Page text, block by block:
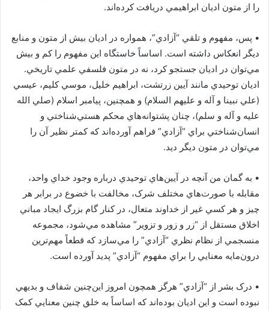
را از متون اديان ابراهيمي دريافت کرده‌اند.
•‏ پس، مفهوم و تلقي “آزادي”، همواره در اديان بيش از متون و منابع
ديگر انعکاس داشته است. اساساً خاستگاه اين مفهوم را کم و بيش
مي‌توان در اديان جستجو کرد، نه در متون فلسفي علمي تاريخي.
اديان توحيدي مانند آيين زرتشت، ابراهيم خليل، موسي کليم، عيسي
(علي نبينا و آله و عليهم السلام) و همچنين، پيامبر اسلام (صلي الله
عليه و آله و سلم)، چنان پشتوانه‌هاي محکم هستي‌شناختي و
انسان‌شناختي براي “آزادي” فراهم آورده‌اند که کمتر نظير آن را
مي‌توان در متون ديگر ديد.
•‏ به گمان من آنچه در آيين‌هاي توحيدي درباره‌ وجود خداي واحد،
مقابله با صورت‌هاي مختلف شرک، مخالفت با خضوع در برابر هر
چيز و هر کسي غير از خداوند متعال، در کنار گام بزرگ ايجاد مباني
اخلاق مستقل از “زر و زور و تزوير” مشاهده مي‌شود، مجموعه‌
منسجمي از نظام نظري “آزادي” را مي‌سازد که قطعاً مهم‌ترين
درون‌مايه‌ معنايي را براي مفهوم “آزادي” پديد آورده است.
•‏ درک بشر از “آزادي” هرگز همچون امروز اين‌چنين شفاف و بديهي
نبوده است و اين اديان بوده‌اند که اساساً به خلق چنين معنايي کمک